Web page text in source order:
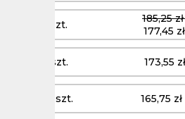
3 - 5 szt. 185,25
177,45
6 - 7 szt. 173,55
8 - 10 szt. 165,75